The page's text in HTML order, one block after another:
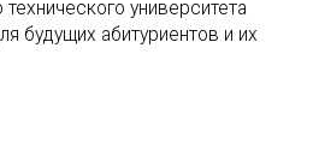
университета
будущих абитуриентов и их